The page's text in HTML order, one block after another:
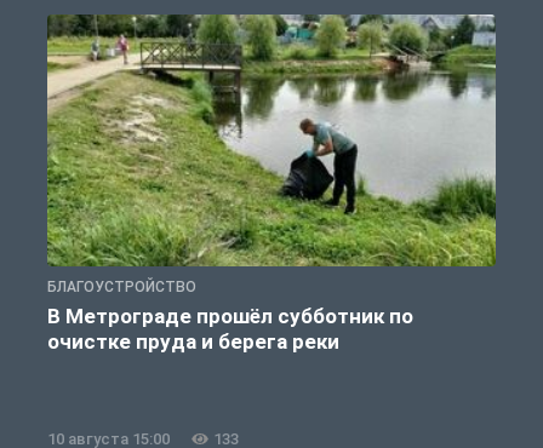
БЛАГОУСТРОЙСТВО
В Метрограде прошёл субботник по
очистке пруда и берега реки
10 августа 15:00 133